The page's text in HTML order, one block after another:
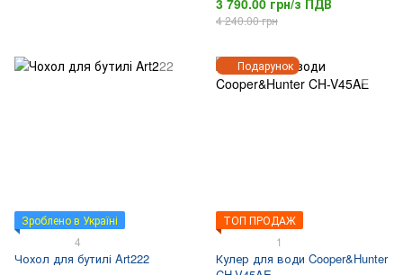
3 790.00 грн/з ПДВ
4 240.00 грн
Зроблено в Україні
4
Чохол для бутилі Art222
Подарунок
ТОП ПРОДАЖ
1
Кулер для води Cooper&Hunter